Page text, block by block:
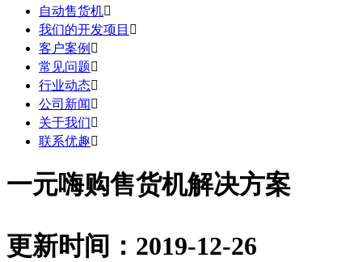
自动售货机
我们的开发项目 
客户案例 
常见问题
行业动态
公司新闻 
关于我们
联系优趣
一元嗨购售货机解决方案
更新时间：2019-12-26